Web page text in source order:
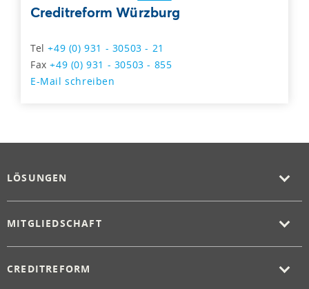
Creditreform Würzburg
Tel+49 (0) 931 - 30503 - 21
Fax+49 (0) 931 - 30503 - 855
E-Mail schreiben
LÖSUNGEN
MITGLIEDSCHAFT
CREDITREFORM